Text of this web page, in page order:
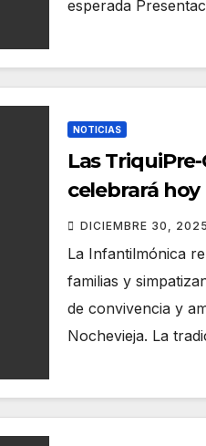
esperada
NOTICIAS
Las
celebrará hoy
horas
DICIEMBRE 30, 2025
La Infantilmónica
familias y
de convivencia y
Nochevieja. La